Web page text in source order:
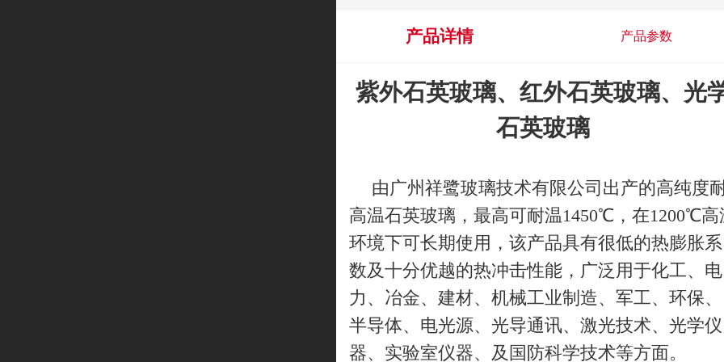
产品详情 产品参数
紫外石英玻璃、红外石英玻璃、光
石英玻璃
由广州祥鹭玻璃技术有限公司出产的高纯度
高温石英玻璃，最高可耐温1450℃，在1200℃高
环境下可长期使用，该产品具有很低的热膨胀系
数及十分优越的热冲击性能，广泛用于化工、电
力、冶金、建材、机械工业制造、军工、环保、
半导体、电光源、光导通讯、激光技术、光学仪
器、实验室仪器、及国防科学技术等方面。